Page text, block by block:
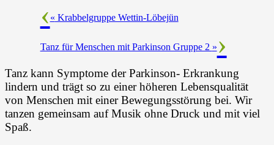
« Krabbelgruppe Wettin-Löbejün
Tanz für Menschen mit Parkinson Gruppe 2 »
Tanz kann Symptome der Parkinson- Erkrankung
lindern und trägt so zu einer höheren Lebensqualität
von Menschen mit einer Bewegungsstörung bei. Wir
tanzen gemeinsam auf Musik ohne Druck und mit viel
Spaß.